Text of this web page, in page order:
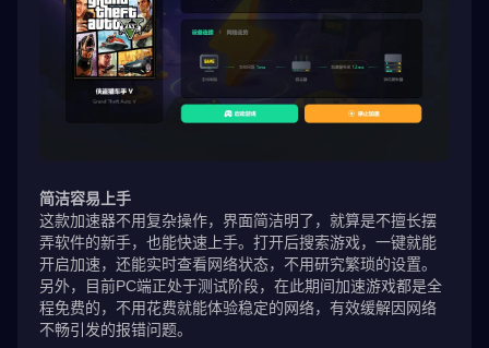
简洁容易上手
这款加速器不用复杂操作，界面简洁明了，就算是不擅长摆
弄软件的新手，也能快速上手。打开后搜索游戏，一键就能
开启加速，还能实时查看网络状态，不用研究繁琐的设置。
另外，目前PC端正处于测试阶段，在此期间加速游戏都是全
程免费的，不用花费就能体验稳定的网络，有效缓解因网络
不畅引发的报错问题。